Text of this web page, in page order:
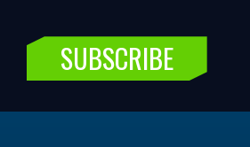
SUBSCRIBE